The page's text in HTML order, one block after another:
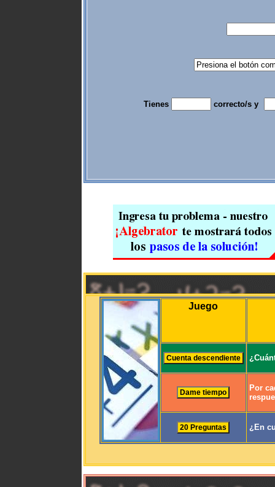
Tienes correcto/s y
Juego
Por
¿En